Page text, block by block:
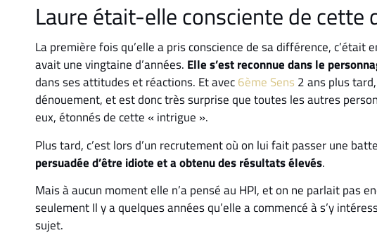
Laure était-elle consciente de
La première fois qu’elle a pris conscience de sa différence, c’était
avait une vingtaine d’années. Elle s’est reconnuedans le
dans ses attitudes et réactions. Et avec6ème Sens 2 ans plus
dénouement, et est donc très surprise que toutes les autres
eux, étonnés de cette « intrigue ».
Plus tard, c’est lors d’un recrutement où on lui fait passer une
persuadée d’être idiote et a obtenu des résultats élevés.
Mais à aucun moment elle n’a pensé au HPI, et on ne parlait pas
seulement Il y a quelques années qu’elle a commencé à s’y
sujet.